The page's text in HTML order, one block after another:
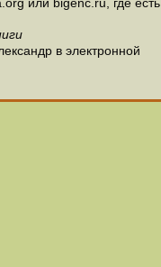
или bigenc.ru, где есть
в электронной